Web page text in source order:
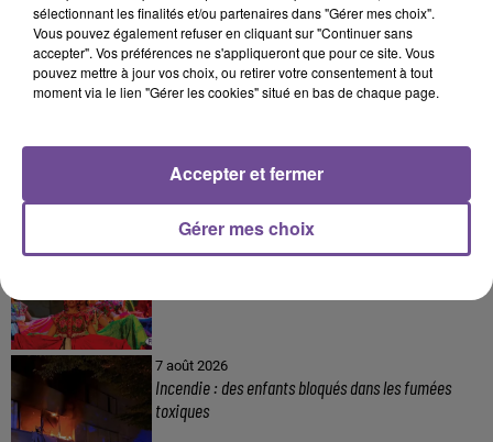
8 août 2026
Une victime forcée de réaliser plusieurs tags vers
8 août 2026
Festival du Mont-Gargan 2026 : six jours de fête
7 août 2026
Incendie : des enfants bloqués dans les fumées
toxiques
sélectionnant les finalités et/ou partenaires dans "Gérer mes choix".
Vous pouvez également refuser en cliquant sur "Continuer sans
accepter". Vos préférences ne s'appliqueront que pour ce site. Vous
pouvez mettre à jour vos choix, ou retirer votre consentement à tout
moment via le lien "Gérer les cookies" situé en bas de chaque page.
Gérer mes choix
Accepter et fermer